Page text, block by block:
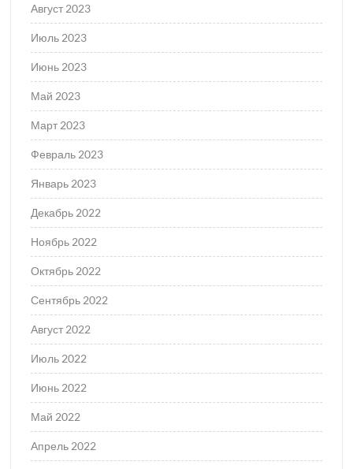
Август 2023
Июль 2023
Июнь 2023
Май 2023
Март 2023
Февраль 2023
Январь 2023
Декабрь 2022
Ноябрь 2022
Октябрь 2022
Сентябрь 2022
Август 2022
Июль 2022
Июнь 2022
Май 2022
Апрель 2022